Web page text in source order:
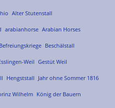
Alter Stutenstall
arabianhorse Arabian Horses
Befreiungskriege Beschälstall
Weil Gestüt Weil
Hengststall Jahr ohne Sommer 1816
Wilhelm König der Bauern